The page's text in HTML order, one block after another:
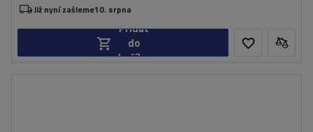
Již nyní zašleme10. srpna
Přidat
do
košíku